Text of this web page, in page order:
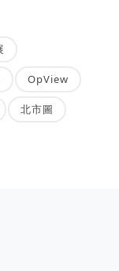
OpView
北市圖